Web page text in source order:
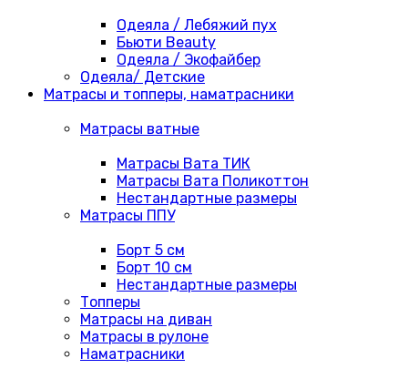
Одеяла / Лебяжий пух
Бьюти Beauty
Одеяла / Экофайбер
Одеяла/ Детские
Матрасы и топперы, наматрасники
Матрасы ватные
Матрасы Вата ТИК
Матрасы Вата Поликоттон
Нестандартные размеры
Матрасы ППУ
Борт 5 см
Борт 10 см
Нестандартные размеры
Топперы
Матрасы на диван
Матрасы в рулоне
Наматрасники